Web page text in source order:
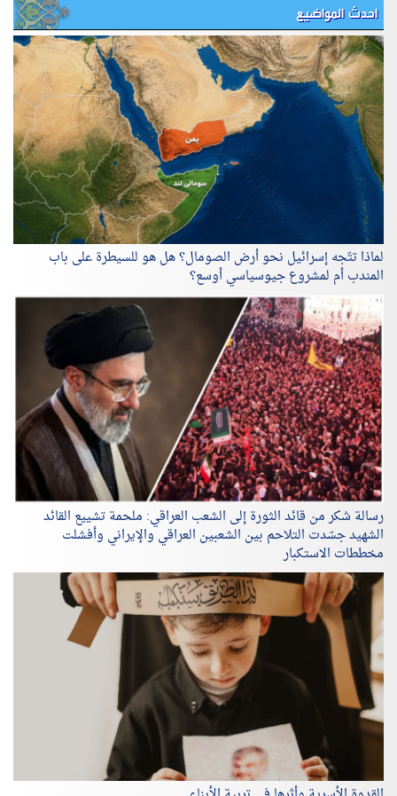
احدث المواضيع
لماذا تتّجه إسرائيل نحو أرض الصومال؟ هل هو للسيطرة على باب
المندب أم لمشروع جيوسياسي أوسع؟
رسالة شكر من قائد الثورة إلى الشعب العراقي: ملحمة تشييع القائد
الشهيد جسّدت التلاحم بين الشعبين العراقي والإيراني وأفشلت
مخططات الاستكبار